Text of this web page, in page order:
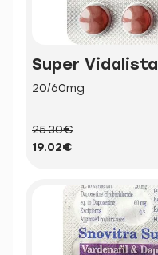
Super Vidalista
20/60mg
25.30€
19.02€